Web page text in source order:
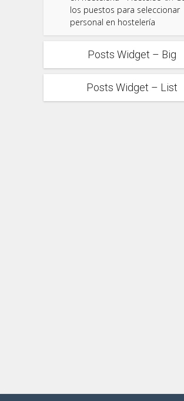
los puestos para seleccionar
personal en hostelería
Posts Widget – Big
Posts Widget – List